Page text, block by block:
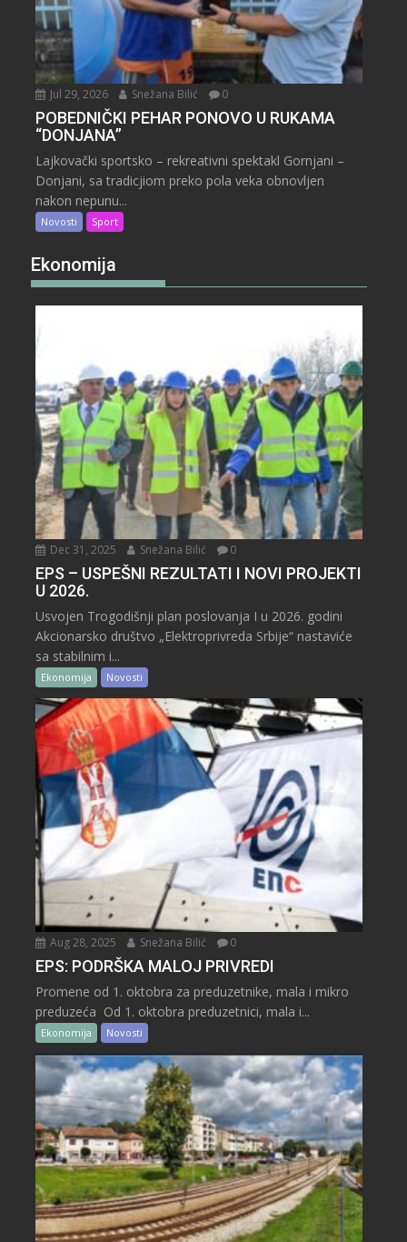
Jul 29, 2026 Snežana Bilić 0
POBEDNIČKI PEHAR PONOVO U RUKAMA
“DONJANA”
Lajkovački sportsko – rekreativni spektakl Gornjani –
Donjani, sa tradicjiom preko pola veka obnovljen
nakon nepunu...
Novosti Sport
Ekonomija
Dec 31, 2025 Snežana Bilić 0
EPS – USPEŠNI REZULTATI I NOVI PROJEKTI
U 2026.
Usvojen Trogodišnji plan poslovanja I u 2026. godini
Akcionarsko društvo „Elektroprivreda Srbije“ nastaviće
sa stabilnim i...
Ekonomija Novosti
Aug 28, 2025 Snežana Bilić 0
EPS: PODRŠKA MALOJ PRIVREDI
Promene od 1. oktobra za preduzetnike, mala i mikro
preduzeća Od 1. oktobra preduzetnici, mala i...
Ekonomija Novosti